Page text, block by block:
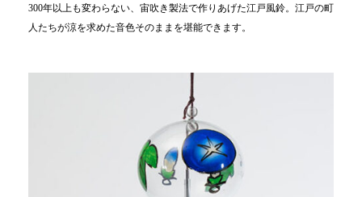
300年以上も変わらない、宙吹き製法で作りあげた江戸風鈴。江戸の町
人たちが涼を求めた音色そのままを堪能できます。